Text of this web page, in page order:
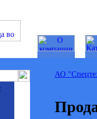
АО